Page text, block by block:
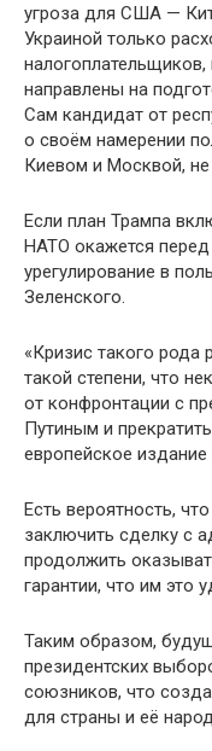
угроза для США —
Украиной только
направлены на
Сам кандидат от
о своём намерении
Киевом и Москвой,
Если план Трампа
НАТО окажется перед
урегулирование в
Зеленского.
«Кризис такого
такой степени, что
от конфронтации с
Путиным и
европейское издание
Есть вероятность,
заключить сделку с
продолжить
гарантии, что им это
Таким образом,
президентских
союзников, что
для страны и её